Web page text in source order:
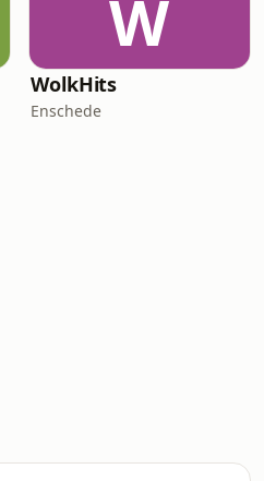
W
WolkHits
Enschede